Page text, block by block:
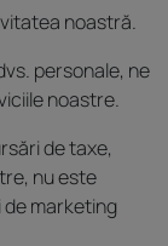
noastră.
personale, ne
noastre.
de taxe,
nu este
marketing